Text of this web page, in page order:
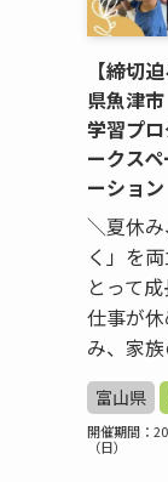
【締切
県魚津
学習プ
ークス
ーション
＼夏休
く」を
とって
仕事が
み、家
富山県
開催期間：
（日）